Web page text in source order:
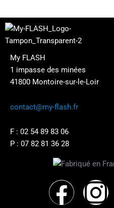
My FLASH
1 impasse des minées
41800 Montoire-sur-le-Loir
contact@my-flash.fr
F : 02 54 89 83 06
P : 07 82 81 36 28
F
I